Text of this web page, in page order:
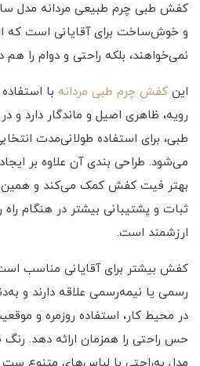
کفش طبی چرم طبیعی مردانه مدل
و خوش‌ساخت برای آقایانی است که
نمی‌خواهند، بلکه راحتی و دوام را هم
این کفش چرم طبی مردانه با
رویه، ظاهری اصیل و ماندگار دارد و
طبی، برای استفاده طولانی‌مدت
می‌شود. طراحی بندی آن علاوه بر
بهتر فیت کفش کمک می‌کند و همین
ثبات و پشتیبانی بیشتر در هنگام
ارزشمند است.
کفش بیشتر برای آقایانی مناسب
رسمی یا نیمه‌رسمی علاقه دارند و
در محیط کار، استفاده روزمره و
حس راحتی را همزمان ارائه دهد.